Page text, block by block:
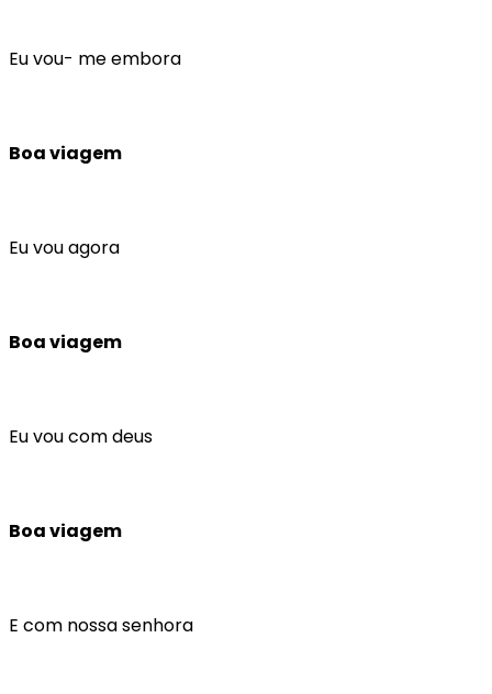
Eu vou- me embora
Boa viagem
Eu vou agora
Boa viagem
Eu vou com deus
Boa viagem
E com nossa senhora